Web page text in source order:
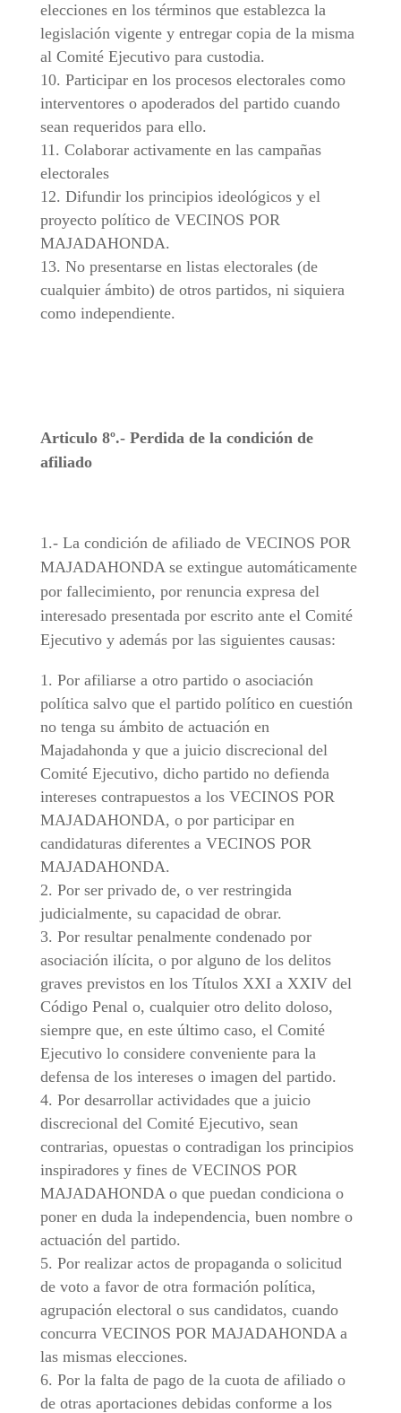
elecciones en los términos que establezca la
legislación vigente y entregar copia de la misma
al Comité Ejecutivo para custodia.
Participar en los procesos electorales como
interventores o apoderados del partido cuando
sean requeridos para ello.
Colaborar activamente en las campañas
electorales
Difundir los principios ideológicos y el
proyecto político de VECINOS POR
MAJADAHONDA.
No presentarse en listas electorales (de
cualquier ámbito) de otros partidos, ni siquiera
como independiente.
Articulo 8º.- Perdida de la condición de
afiliado
1.- La condición de afiliado de VECINOS POR
MAJADAHONDA se extingue automáticamente
por fallecimiento, por renuncia expresa del
interesado presentada por escrito ante el Comité
Ejecutivo y además por las siguientes causas:
Por afiliarse a otro partido o asociación
política salvo que el partido político en cuestión
no tenga su ámbito de actuación en
Majadahonda y que a juicio discrecional del
Comité Ejecutivo, dicho partido no defienda
intereses contrapuestos a los VECINOS POR
MAJADAHONDA, o por participar en
candidaturas diferentes a VECINOS POR
MAJADAHONDA.
Por ser privado de, o ver restringida
judicialmente, su capacidad de obrar.
Por resultar penalmente condenado por
asociación ilícita, o por alguno de los delitos
graves previstos en los Títulos XXI a XXIV del
Código Penal o, cualquier otro delito doloso,
siempre que, en este último caso, el Comité
Ejecutivo lo considere conveniente para la
defensa de los intereses o imagen del partido.
Por desarrollar actividades que a juicio
discrecional del Comité Ejecutivo, sean
contrarias, opuestas o contradigan los principios
inspiradores y fines de VECINOS POR
MAJADAHONDA o que puedan condiciona o
poner en duda la independencia, buen nombre o
actuación del partido.
Por realizar actos de propaganda o solicitud
de voto a favor de otra formación política,
agrupación electoral o sus candidatos, cuando
concurra VECINOS POR MAJADAHONDA a
las mismas elecciones.
Por la falta de pago de la cuota de afiliado o
de otras aportaciones debidas conforme a los